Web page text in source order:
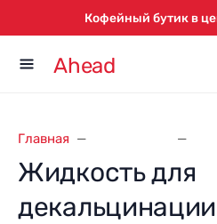
Кофейный бутик в
Ahead
Главная
Жидкость для